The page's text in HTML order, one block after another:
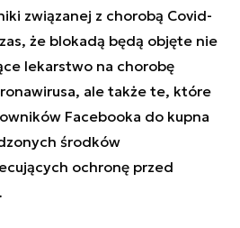
związanej z chorobą Covid-
że blokadą będą objęte nie
lekarstwo na chorobę
ale także te, które
Facebooka do kupna
środków
ochronę przed